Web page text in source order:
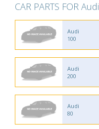
CAR PARTS FOR Audi
Audi
100
Audi
200
Audi
80